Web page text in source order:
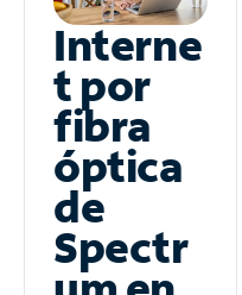
Interne
t por
fibra
óptica
de
Spectr